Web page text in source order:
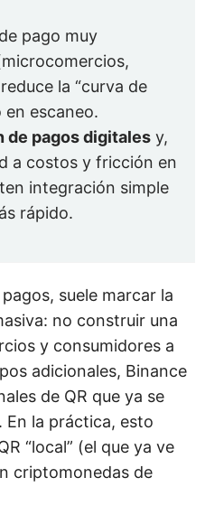
pago muy
la “curva de
en escaneo.
de pagos digitalesy,
a costos y fricción en
integración simple
rápido.
suele marcar la
no construir una
y consumidores a
adicionales, Binance
de QR que ya se
En la práctica, esto
“local” (el que ya ve
criptomonedas de